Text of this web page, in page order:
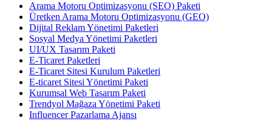
Arama Motoru Optimizasyonu (SEO) Paketi
Üretken Arama Motoru Optimizasyonu (GEO)
Dijital Reklam Yönetimi Paketleri
Sosyal Medya Yönetimi Paketleri
UI/UX Tasarım Paketi
E-Ticaret Paketleri
E-Ticaret Sitesi Kurulum Paketleri
E-ticaret Sitesi Yönetimi Paketi
Kurumsal Web Tasarım Paketi
Trendyol Mağaza Yönetimi Paketi
Influencer Pazarlama Ajansı